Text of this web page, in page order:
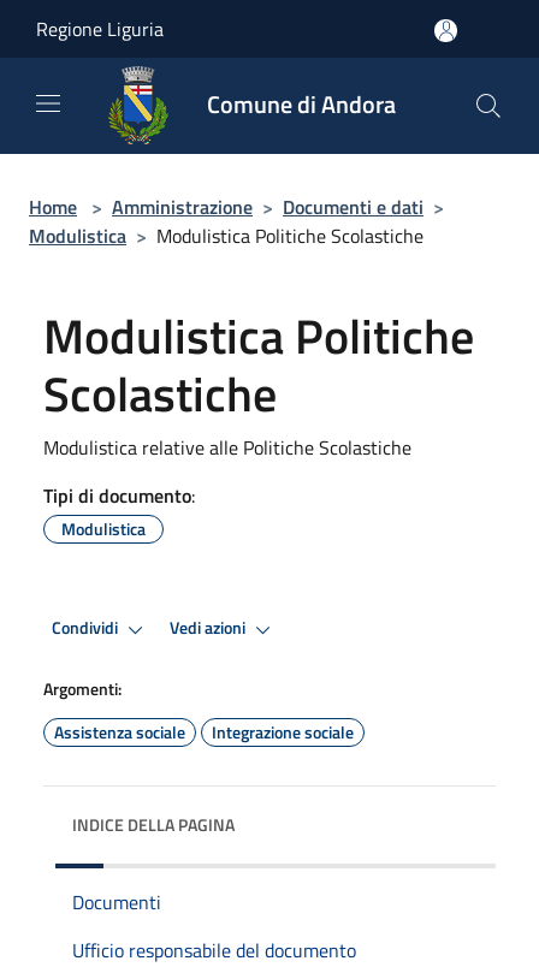
Regione Liguria
Comune di Andora
Home > Amministrazione > Documenti e dati >
Modulistica > Modulistica Politiche Scolastiche
Modulistica Politiche
Scolastiche
Modulistica relative alle Politiche Scolastiche
Tipi di documento:
Modulistica
Condividi Vedi azioni
Argomenti:
Assistenza sociale
Integrazione sociale
INDICE DELLA PAGINA
Documenti
Ufficio responsabile del documento